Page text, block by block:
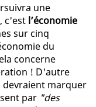
une
c'est l’économie
sur cinq
du
concerne
! D'autre
devraient marquer
par "des